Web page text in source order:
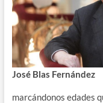
José Blas Fernández
marcándonos edades